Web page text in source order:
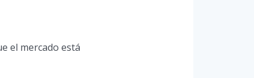
el mercado está